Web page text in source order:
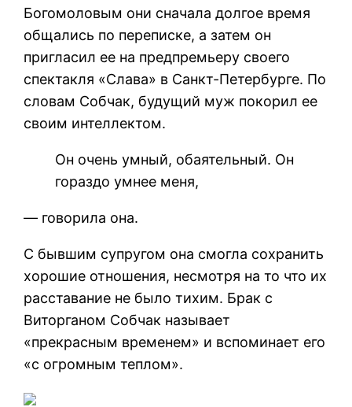
Богомоловым они сначала долгое время
общались по переписке, а затем он
пригласил ее на предпремьеру своего
спектакля «Слава» в Санкт-Петербурге. По
словам Собчак, будущий муж покорил ее
своим интеллектом.
Он очень умный, обаятельный. Он
гораздо умнее меня,
— говорила она.
С бывшим супругом она смогла сохранить
хорошие отношения, несмотря на то что их
расставание не было тихим. Брак с
Виторганом Собчак называет
«прекрасным временем» и вспоминает его
«с огромным теплом».